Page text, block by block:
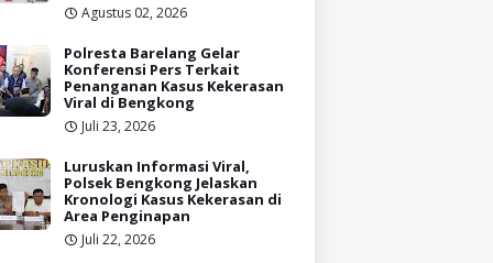
Agustus 02, 2026
Polresta Barelang Gelar
Konferensi Pers Terkait
Penanganan Kasus Kekerasan
Viral di Bengkong
Juli 23, 2026
Luruskan Informasi Viral,
Polsek Bengkong Jelaskan
Kronologi Kasus Kekerasan di
Area Penginapan
Juli 22, 2026